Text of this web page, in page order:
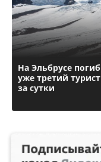
На Эльбрусе погиб
уже третий турист
за сутки